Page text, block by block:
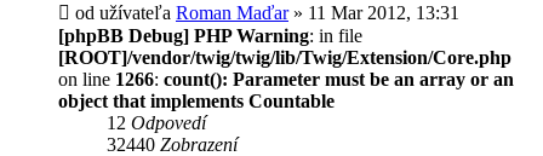
od užívateľa Roman Maďar» 11 Mar 2012, 13:31
[phpBB Debug] PHP Warning: in file
[ROOT]/vendor/twig/twig/lib/Twig/Extension/Core.php
on line 1266: count(): Parameter must be an array or an
object that implements Countable
12 Odpovedí
32440 Zobrazení